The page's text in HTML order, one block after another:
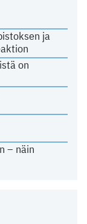
ja
on
– näin